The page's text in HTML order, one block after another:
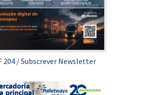
204/Subscrever Newsletter